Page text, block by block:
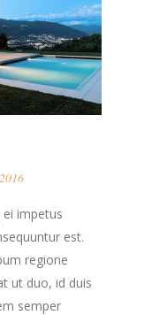
impetus
est.
regione
ut duo, id duis
semper